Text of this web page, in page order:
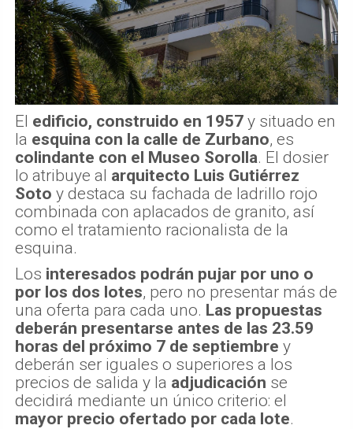
El edificio, construido en 1957 y situado en
la esquina con la calle de Zurbano, es
colindante con el Museo Sorolla. El dosier
lo atribuye al arquitecto Luis Gutiérrez
Soto y destaca su fachada de ladrillo rojo
combinada con aplacados de granito, así
como el tratamiento racionalista de la
esquina.
Los interesados podrán pujar por uno o
por los dos lotes, pero no presentar más de
una oferta para cada uno. Las propuestas
deberán presentarse antes de las 23.59
horas del próximo 7 de septiembre y
deberán ser iguales o superiores a los
precios de salida y la adjudicación se
decidirá mediante un único criterio: el
mayor precio ofertado por cada lote.